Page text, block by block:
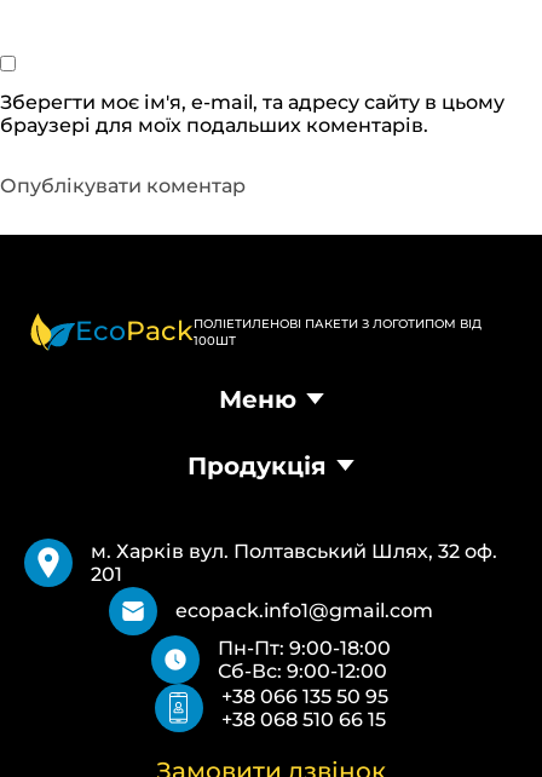
Зберегти моє ім'я, e-mail, та адресу сайту в цьому
браузері для моїх подальших коментарів.
EcoPackПОЛІЕТИЛЕНОВІ ПАКЕТИ З ЛОГОТИПОМ ВІД
100ШТ
Замовити дзвінок
Меню
Продукція
Pantone
Повернення та обмін
Про нас
Політика конфіденційності
Продукція
Кур’єрські пакети
Паперові пакети Бурі
Пакети Zip-Lock (Слайдер) з логотипом
Пакети банан ПВХ
Скотч з логотипом
Пакувальні пакети ПВТ, ПНТ
Еко сумки об’ємні
Еко сумки “Майка”
м. Харків вул. Полтавський Шлях, 32 оф.
201
ecopack.info1@gmail.com
Пн-Пт: 9:00-18:00
Сб-Вс: 9:00-12:00
+38 066 135 50 95
+38 068 510 66 15